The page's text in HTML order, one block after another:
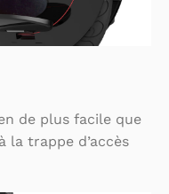
de plus facile que
la trappe d’accès